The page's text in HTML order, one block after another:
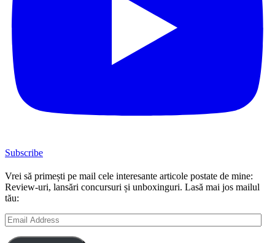
Subscribe
Vrei să primești pe mail cele interesante articole postate de mine:
Review-uri, lansări concursuri și unboxinguri. Lasă mai jos mailul
tău:
Email
Address